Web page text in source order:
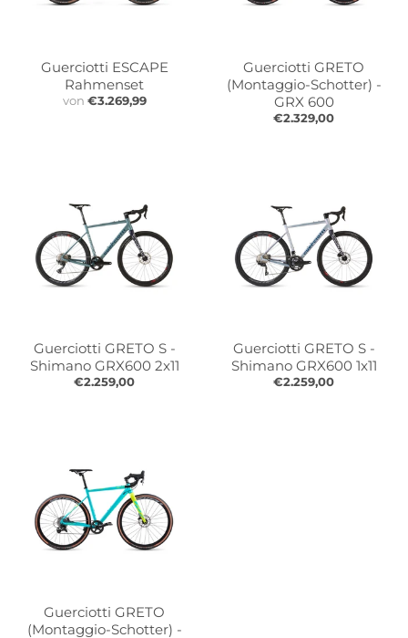
Guerciotti ESCAPE
Rahmenset
von €3.269,99
Guerciotti GRETO
(Montaggio-Schotter) -
GRX 600
€2.329,00
Guerciotti GRETO S -
Shimano GRX600 2x11
€2.259,00
Guerciotti GRETO S -
Shimano GRX600 1x11
€2.259,00
Guerciotti GRETO
(Montaggio-Schotter) -